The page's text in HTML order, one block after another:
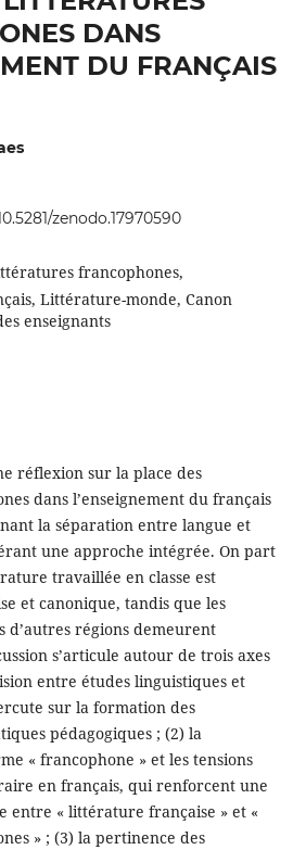
DANS
DU FRANÇAIS
zenodo.17970590
francophones,
Littérature-monde, Canon
enseignants
réflexion sur la place des
dans l’enseignement du français
la séparation entre langue et
une approche intégrée. On part
travaillée en classe est
et canonique, tandis que les
régions demeurent
s’articule autour de trois axes
entre études linguistiques et
sur la formation des
pédagogiques ; (2) la
« francophone » et les tensions
en français, qui renforcent une
entre « littérature française » et «
» ; (3) la pertinence des